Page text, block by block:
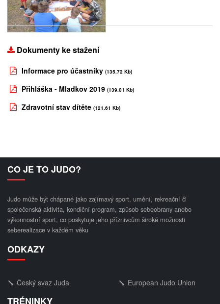
Dokumenty ke stažení
Informace pro účastníky (135.72 Kb)
Přihláška - Mladkov 2019 (139.01 Kb)
Zdravotní stav dítěte (121.61 Kb)
CO JE TO JUDO?
Judo může být chápané jako zajímavý sport, umění, rekreační či
společenská aktivita, kondiční program, způsob sebeobrany anebo
výkonnostní sport, co poskytuje jeho příznivcům široké možnosti
seberealizace v každém věku
ODKAZY
Český svaz Juda European Judo Union
TRÉNINKY